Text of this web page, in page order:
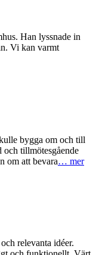
Han lyssnade in
Vi kan varmt
bygga om och till
och tillmötesgående
om att bevara… mer
relevanta idéer.